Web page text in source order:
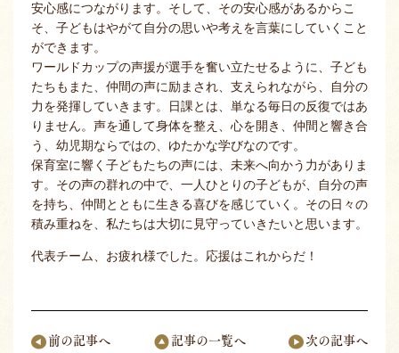
安心感につながります。そして、その安心感があるからこ
そ、子どもはやがて自分の思いや考えを言葉にしていくこと
ができます。
ワールドカップの声援が選手を奮い立たせるように、子ども
たちもまた、仲間の声に励まされ、支えられながら、自分の
力を発揮していきます。日課とは、単なる毎日の反復ではあ
りません。声を通して身体を整え、心を開き、仲間と響き合
う、幼児期ならではの、ゆたかな学びなのです。
保育室に響く子どもたちの声には、未来へ向かう力がありま
す。その声の群れの中で、一人ひとりの子どもが、自分の声
を持ち、仲間とともに生きる喜びを感じていく。その日々の
積み重ねを、私たちは大切に見守っていきたいと思います。
代表チーム、お疲れ様でした。応援はこれからだ！
前の記事へ 記事の一覧へ 次の記事へ